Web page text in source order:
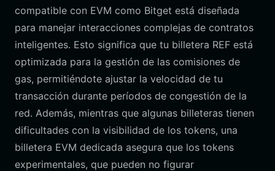
compatible con EVM como Bitget está diseñada
para manejar interacciones complejas de contratos
inteligentes. Esto significa que tu billetera REF está
optimizada para la gestión de las comisiones de
gas, permitiéndote ajustar la velocidad de tu
transacción durante períodos de congestión de la
red. Además, mientras que algunas billeteras tienen
dificultades con la visibilidad de los tokens, una
billetera EVM dedicada asegura que los tokens
experimentales, que pueden no figurar